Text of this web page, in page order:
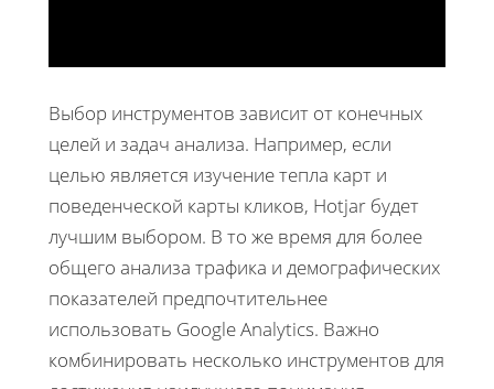
Выбор инструментов зависит от конечных
целей и задач анализа. Например, если
целью является изучение тепла карт и
поведенческой карты кликов, Hotjar будет
лучшим выбором. В то же время для более
общего анализа трафика и демографических
показателей предпочтительнее
использовать Google Analytics. Важно
комбинировать несколько инструментов для